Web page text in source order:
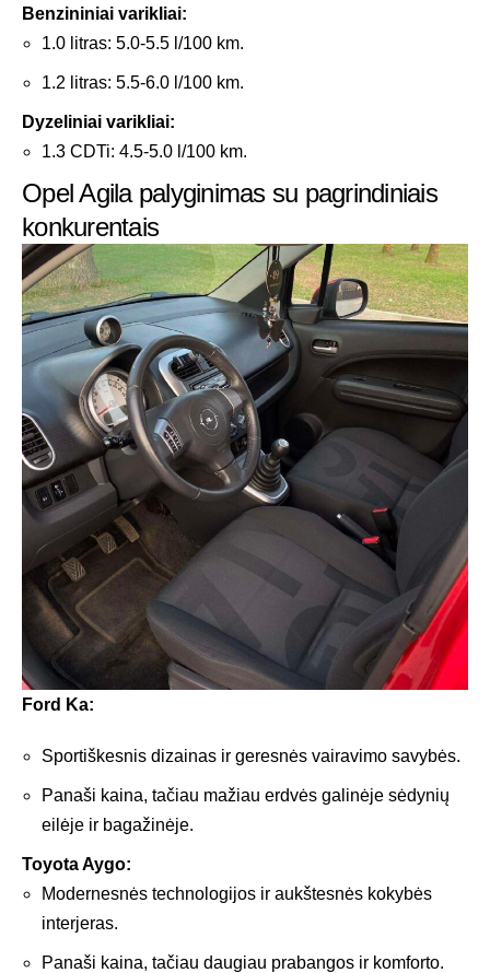
Benzininiai varikliai:
1.0 litras: 5.0-5.5 l/100 km.
1.2 litras: 5.5-6.0 l/100 km.
Dyzeliniai varikliai:
1.3 CDTi: 4.5-5.0 l/100 km.
Opel Agila palyginimas su pagrindiniais
konkurentais
Ford Ka:
Sportiškesnis dizainas ir geresnės vairavimo savybės.
Panaši kaina, tačiau mažiau erdvės galinėje sėdynių
eilėje ir bagažinėje.
Toyota Aygo:
Modernesnės technologijos ir aukštesnės kokybės
interjeras.
Panaši kaina, tačiau daugiau prabangos ir komforto.